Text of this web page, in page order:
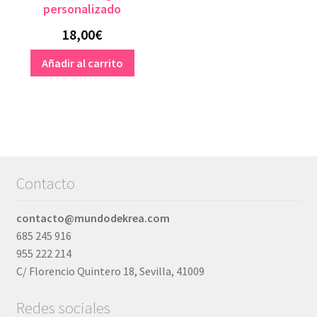
personalizado
18,00€
Añadir al carrito
Contacto
contacto@mundodekrea.com
685 245 916
955 222 214
C/ Florencio Quintero 18, Sevilla, 41009
Redes sociales